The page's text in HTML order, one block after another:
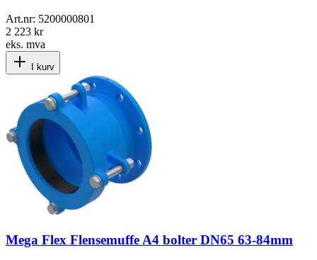
Art.nr: 5200000801
2 223 kr
eks. mva
I kurv
Mega Flex Flensemuffe A4 bolter DN65 63-84mm